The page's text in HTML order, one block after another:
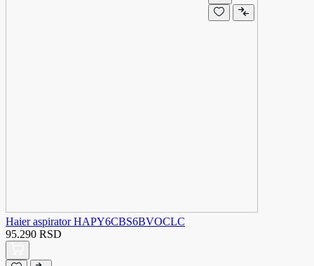
Haier aspirator HAPY6CBS6BVOCLC
95.290 RSD